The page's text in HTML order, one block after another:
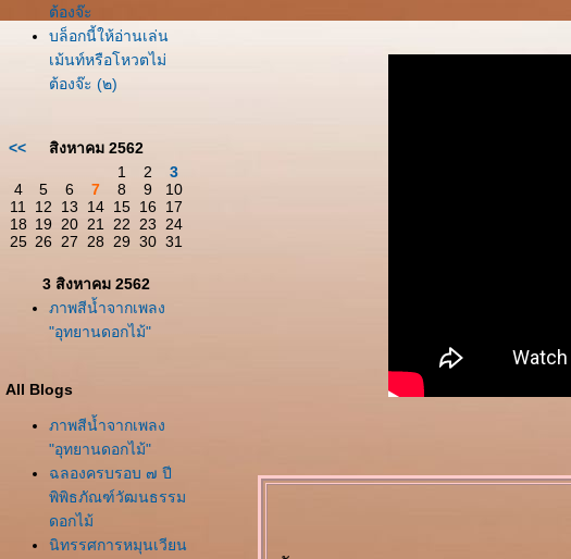
ต้องจ๊ะ
บล็อกนี้ให้อ่านเล่น
เม้นท์หรือโหวตไม่
ต้องจ๊ะ (๒)
<<
สิงหาคม 2562
1
2
3
4
5 6 7 8 9
10
11
12 13 14 15 16
17
18 19 20 21 22 23
24
25 26 27 28 29 30 31
3 สิงหาคม 2562
ภาพสีน้ำจากเพลง
"อุทยานดอกไม้"
All Blogs
ภาพสีน้ำจากเพลง
"อุทยานดอกไม้"
ฉลองครบรอบ ๗ ปี
พิพิธภัณฑ์วัฒนธรรม
ดอกไม้
นิทรรศการหมุนเวียน